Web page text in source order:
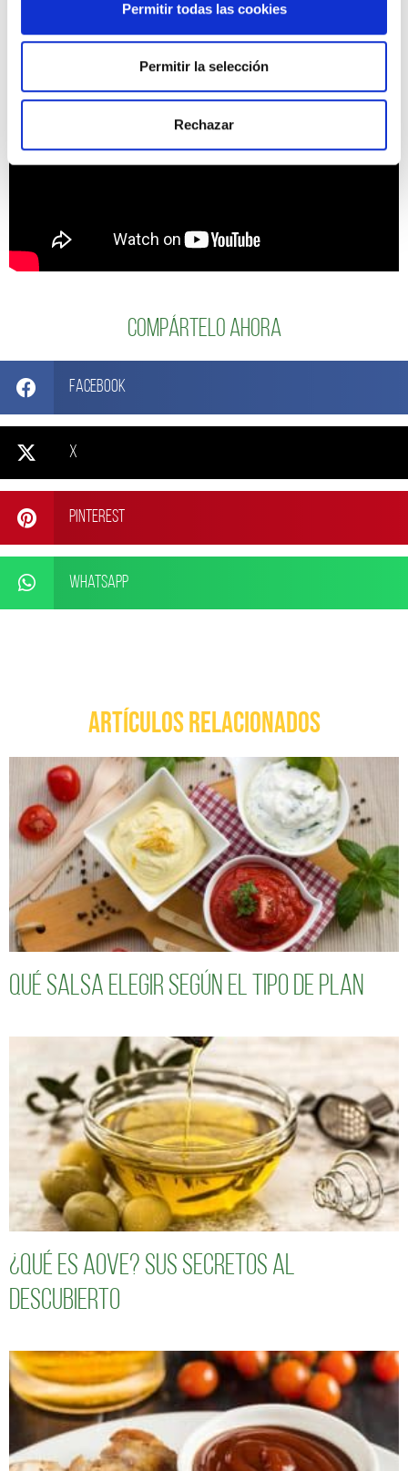
Permitir todas las cookies
Permitir la selección
Rechazar
Compártelo ahora
Facebook
X
Pinterest
WhatsApp
ARTÍCULOS RELACIONADOS
Qué salsa elegir según el tipo de plan
¿Qué es AOVE? Sus secretos al
descubierto